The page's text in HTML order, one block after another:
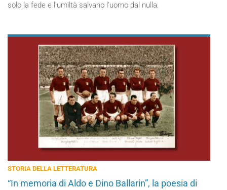
solo la fede e l’umiltà salvano l’uomo dal nulla.
STORIA DELLA LETTERATURA
“In memoria di Aldo e Dino Ballarin”, la poesia di